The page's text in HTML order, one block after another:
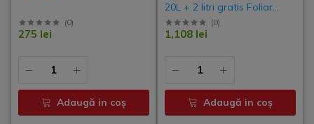
(0)
275 lei
Adaugă in coş
20L + 2 litri gratis Foliar
Natural Force
(0)
1,108 lei
Adaugă in coş